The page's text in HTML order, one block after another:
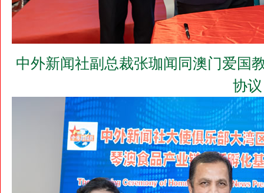
中外新闻社副总裁张珈闻同澳门爱国
协议